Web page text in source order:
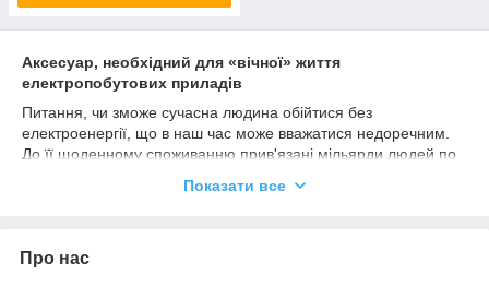
Аксесуар, необхідний для «вічної» життя
електропобутових приладів
Питання, чи зможе сучасна людина обійтися без
електроенергії, що в наш час може вважатися недоречним.
До її щоденному споживанню прив'язані мільярди людей по
забезпеченням, більшість з нас починає охоплювати почуття
десятків електроприладів такий аксесуар, як холодильник для
Показати все
Про нас